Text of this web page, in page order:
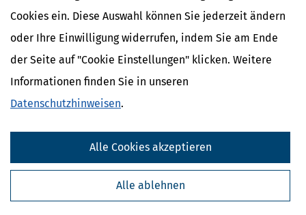
Cookies ein. Diese Auswahl können Sie jederzeit ändern
oder Ihre Einwilligung widerrufen, indem Sie am Ende
der Seite auf "Cookie Einstellungen" klicken. Weitere
Informationen finden Sie in unseren
Datenschutzhinweisen.
Alle ablehnen
Alle Cookies akzeptieren
Absenden
Steuertipps
Datenschutzhinweisehabe ich gelesen.
Meine Einwilligung kann ich jederzeit durch
Abbestellung des Newsletters widerrufen.